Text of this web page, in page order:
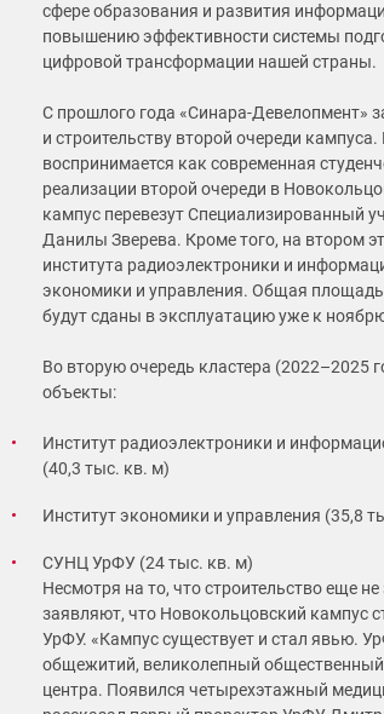
сфере образования и развития
повышению эффективности системы
цифровой трансформации нашей страны.
С прошлого года «Синара-Девелопмент»
и строительству второй очереди
воспринимается как современная
реализации второй очереди в
кампус перевезут Специализированный
Данилы Зверева. Кроме того, на втором
института радиоэлектроники и
экономики и управления. Общая
будут сданы в эксплуатацию уже к
Во вторую очередь кластера (2022–2025
объекты:
Институт радиоэлектроники и
(40,3 тыс. кв. м)
Институт экономики и управления (35,8
СУНЦ УрФУ (24 тыс. кв. м)
Несмотря на то, что строительство еще
заявляют, что Новокольцовский кампус
УрФУ. «Кампус существует и стал явью.
общежитий, великолепный
центра. Появился четырехэтажный